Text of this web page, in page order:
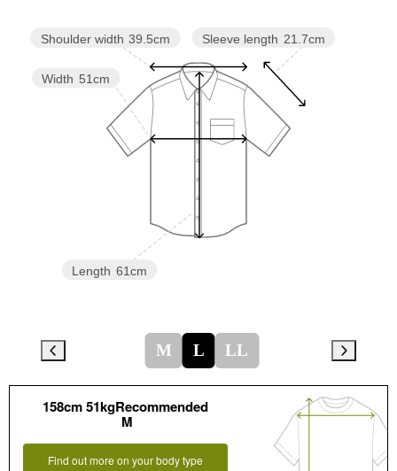
Sleeve length 21.7cm
Length 61cm
Width 51cm
Shoulder width 39.5cm
M L LL
158cm 51kgRecommended
M
Find out more on your body type